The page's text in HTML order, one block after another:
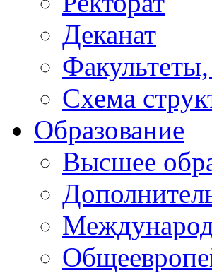
Деканат
Схема
Образование
Высшее